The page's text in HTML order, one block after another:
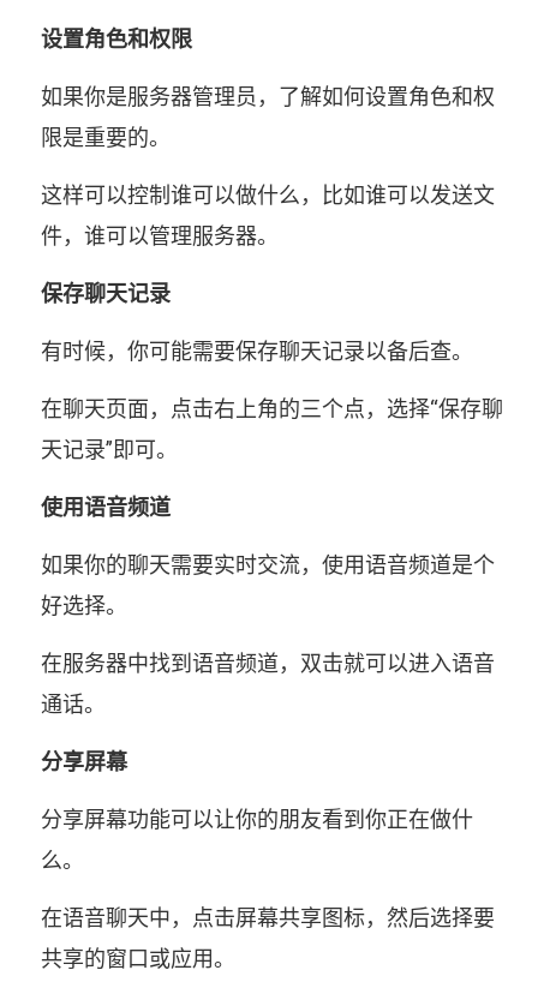
设置角色和权限
如果你是服务器管理员，了解如何设置角色和权
限是重要的。
这样可以控制谁可以做什么，比如谁可以发送文
件，谁可以管理服务器。
保存聊天记录
有时候，你可能需要保存聊天记录以备后查。
在聊天页面，点击右上角的三个点，选择“保存聊
天记录”即可。
使用语音频道
如果你的聊天需要实时交流，使用语音频道是个
好选择。
在服务器中找到语音频道，双击就可以进入语音
通话。
分享屏幕
分享屏幕功能可以让你的朋友看到你正在做什
么。
在语音聊天中，点击屏幕共享图标，然后选择要
共享的窗口或应用。